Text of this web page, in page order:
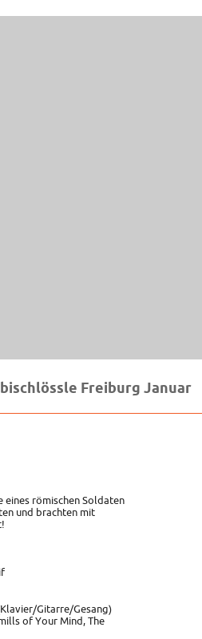
Freiburg Januar
eines römischen Soldaten
und brachten mit
Gitarre/Gesang)
of Your Mind, The